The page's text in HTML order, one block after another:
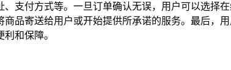
支付方式等。一旦订单确认无误，用户可以选择
品寄送给用户或开始提供所承诺的服务。最后，
和保障。